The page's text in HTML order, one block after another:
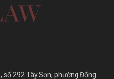
số 292 Tây Sơn, phường Đống